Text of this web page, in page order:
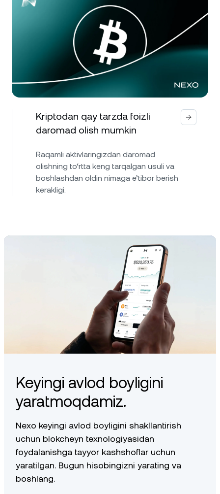
Kriptodan qay tarzda foizli
daromad olish mumkin
Raqamli aktivlaringizdan daromad
olishning to‘rtta keng tarqalgan usuli va
boshlashdan oldin nimaga e’tibor berish
kerakligi.
Keyingi avlod boyligini
yaratmoqdamiz.
Nexo keyingi avlod boyligini shakllantirish
uchun blokcheyn texnologiyasidan
foydalanishga tayyor kashshoflar uchun
yaratilgan. Bugun hisobingizni yarating va
boshlang.